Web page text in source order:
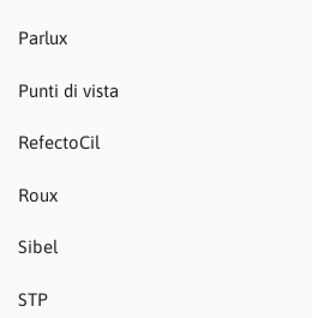
Parlux
Punti di vista
RefectoCil
Roux
Sibel
STP